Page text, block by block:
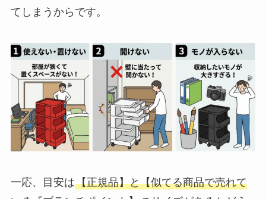
てしまうからです。
一応、目安は【正規品】と【似てる商品で売れて